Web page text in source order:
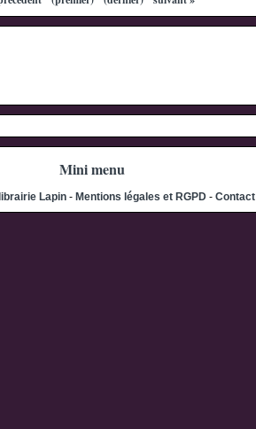
Mini menu
Lapin - Mentions légales et RGPD - Contact